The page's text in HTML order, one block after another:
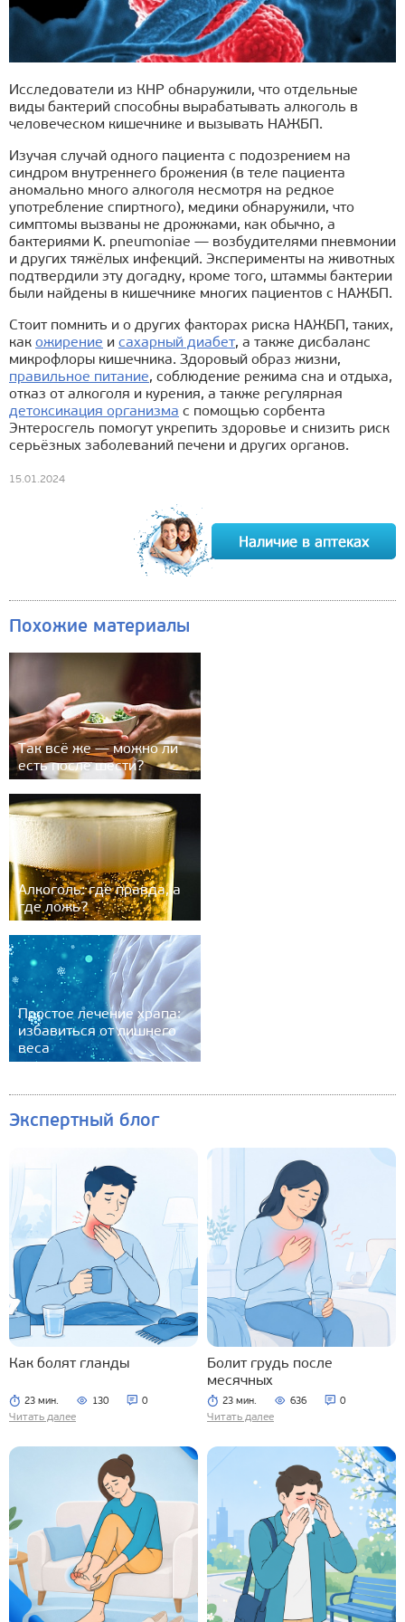
Исследователи из КНР обнаружили, что отдельные
виды бактерий способны вырабатывать алкоголь в
человеческом кишечнике и вызывать НАЖБП.
Изучая случай одного пациента с подозрением на
синдром внутреннего брожения (в теле пациента
аномально много алкоголя несмотря на редкое
употребление спиртного), медики обнаружили, что
симптомы вызваны не дрожжами, как обычно, а
бактериями K. pneumoniae — возбудителями пневмонии
и других тяжёлых инфекций. Эксперименты на животных
подтвердили эту догадку, кроме того, штаммы бактерии
были найдены в кишечнике многих пациентов с НАЖБП.
Стоит помнить и о других факторах риска НАЖБП, таких,
как ожирение и сахарный диабет, а также дисбаланс
микрофлоры кишечника. Здоровый образ жизни,
правильное питание, соблюдение режима сна и отдыха,
отказ от алкоголя и курения, а также регулярная
детоксикация организма с помощью сорбента
Энтеросгель помогут укрепить здоровье и снизить риск
серьёзных заболеваний печени и других органов.
15.01.2024
Похожие материалы
Так всё же — можно ли
есть после шести?
Алкоголь: где правда, а
где ложь?
Простое лечение храпа:
избавиться от лишнего
веса
Экспертный блог
Как болят гланды
23 мин. 130 0
Читать далее
Болит грудь после
месячных
23 мин. 636 0
Читать далее